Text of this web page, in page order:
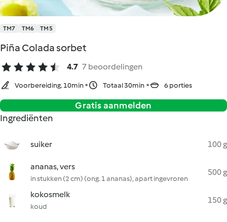
TM7 TM6 TM5
Piña Colada sorbet
4.7 7 beoordelingen
Voorbereiding. 10min Totaal 30min 6 porties
Gratis aanmelden
Ingrediënten
suiker 100 g
ananas, vers
in stukken (2 cm) (ong. 1 ananas), apart ingevroren
500 g
kokosmelk
koud
150 g